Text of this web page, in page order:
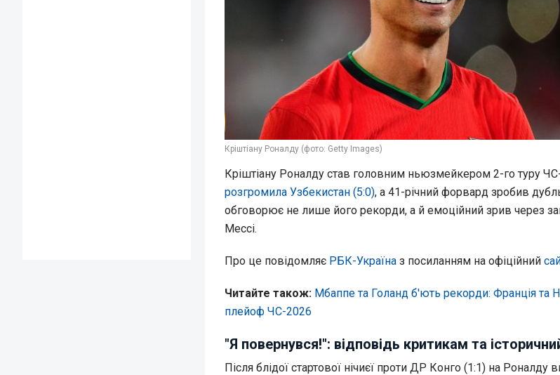
Кріштіану Роналду (фото: Getty Images)
Кріштіану Роналду став головним ньюзмейкером 2-го туру
розгромила Узбекистан (5:0), а 41-річний форвард зробив
обговорює не лише його рекорди, а й емоційний зрив через
Мессі.
Про це повідомляє РБК-Україна з посиланням на офіційний
Читайте також: Мбаппе та Голанд б'ють рекорди: Франція та
плейоф ЧС-2026
"Я повернувся!": відповідь критикам та
Після блідої стартової нічиєї проти ДР Конго (1:1) на Роналду